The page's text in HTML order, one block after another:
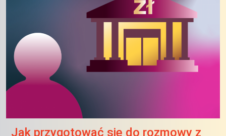
Jak przygotować się do rozmowy z